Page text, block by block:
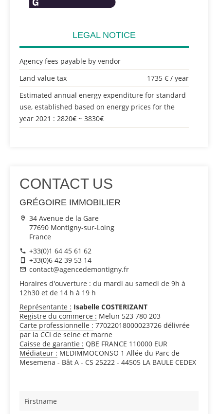
LEGAL NOTICE
Agency fees payable by vendor
Land value tax
1735 € / year
Estimated annual energy expenditure for standard
use, established based on energy prices for the
year 2021 : 2820€ ~ 3830€
CONTACT US
GRÉGOIRE IMMOBILIER
34 Avenue de la Gare
77690 Montigny-sur-Loing
France
+33(0)1 64 45 61 62
+33(0)6 42 39 53 14
contact@agencedemontigny.fr
Horaires d'ouverture : du mardi au samedi de 9h à
12h30 et de 14 h à 19 h
Représentante : Isabelle COSTERIZANT
Registre du commerce : Melun 523 780 203
Carte professionnelle : 77022018000023726 délivrée
par la CCI de seine et marne
Caisse de garantie : QBE FRANCE 110000 EUR
Médiateur : MEDIMMOCONSO 1 Allée du Parc de
Mesemena - Bât A - CS 25222 - 44505 LA BAULE CEDEX